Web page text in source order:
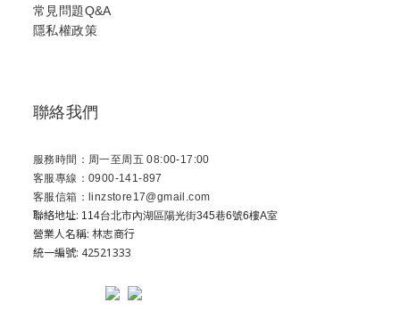
常見問題Q&A
隱私權政策
聯絡我們
服務時間：周一至周五 08:00-17:00
客服專線：0900-141-897
客服信箱：linzstore17@gmail.com
聯絡地址: 114台北市內湖區陽光街345巷6號6樓A室
營業人名稱: 林志商行
統一編號: 42521333